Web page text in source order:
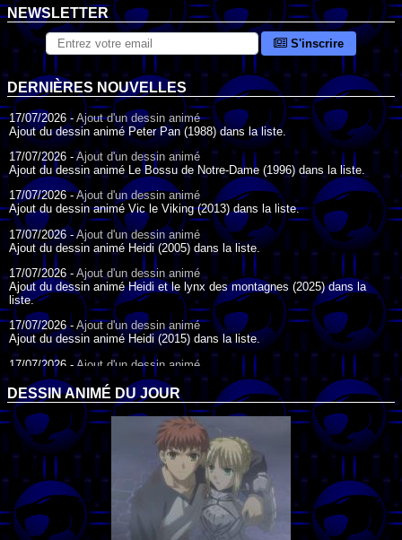
NEWSLETTER
S'inscrire
DERNIÈRES NOUVELLES
17/07/2026 - Ajout d'un dessin animé
Ajout du dessin animé Peter Pan (1988) dans la liste.
17/07/2026 -Ajout d'un dessin animé
Ajout du dessin animé Le Bossu de Notre-Dame (1996) dans la liste.
17/07/2026 -Ajout d'un dessin animé
Ajout du dessin animé Vic le Viking (2013) dans la liste.
17/07/2026 -Ajout d'un dessin animé
Ajout du dessin animé Heidi (2005) dans la liste.
17/07/2026 -Ajout d'un dessin animé
Ajout du dessin animé Heidi et le lynx des montagnes (2025) dans la
liste.
17/07/2026 - Ajout d'un dessin animé
Ajout du dessin animé Heidi (2015) dans la liste.
17/07/2026 - Ajout d'un dessin animé
Ajout du dessin animé Heidi (1995) dans la liste.
09/07/2026 -Ajout d'un dessin animé
Ajout du dessin animé Genki l'Aventurier de la Chance (2006) dans la
liste.
04/07/2026 -Ajout d'un dessin animé
Ajout du dessin animé Vilain Petit Canard (2000) dans la liste.
04/07/2026 -Ajout d'un dessin animé
Ajout du dessin animé Le Noël du vilain petit canard (2003) dans la liste.
DESSIN ANIMÉ DU JOUR